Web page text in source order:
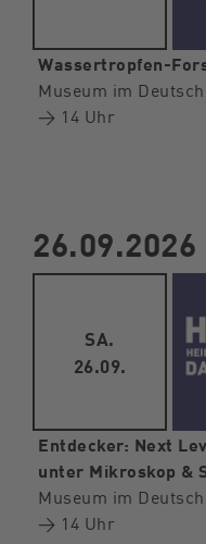
Wassertropfen-
Museum im
→ 14 Uhr
26.09.2026
SA.
26.09.
Entdecker: Next
unter Mikroskop &
Museum im
→ 14 Uhr